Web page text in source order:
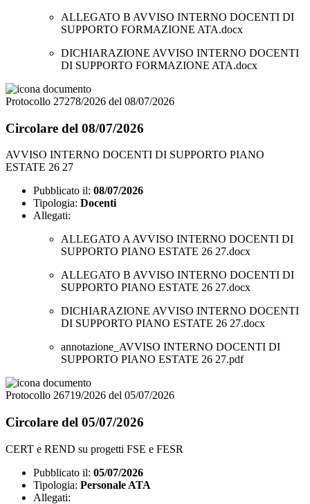
ALLEGATO B AVVISO INTERNO DOCENTI DI
SUPPORTO FORMAZIONE ATA.docx
DICHIARAZIONE AVVISO INTERNO DOCENTI
DI SUPPORTO FORMAZIONE ATA.docx
Protocollo 27278/2026 del 08/07/2026
Circolare del 08/07/2026
AVVISO INTERNO DOCENTI DI SUPPORTO PIANO
ESTATE 26 27
Pubblicato il: 08/07/2026
Tipologia: Docenti
Allegati:
ALLEGATO A AVVISO INTERNO DOCENTI DI
SUPPORTO PIANO ESTATE 26 27.docx
ALLEGATO B AVVISO INTERNO DOCENTI DI
SUPPORTO PIANO ESTATE 26 27.docx
DICHIARAZIONE AVVISO INTERNO DOCENTI
DI SUPPORTO PIANO ESTATE 26 27.docx
annotazione_AVVISO INTERNO DOCENTI DI
SUPPORTO PIANO ESTATE 26 27.pdf
Protocollo 26719/2026 del 05/07/2026
Circolare del 05/07/2026
CERT e REND su progetti FSE e FESR
Pubblicato il: 05/07/2026
Tipologia: Personale ATA
Allegati: